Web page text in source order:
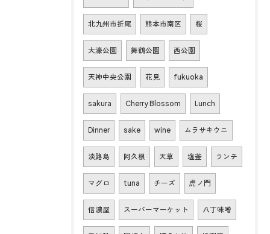
北九州市折尾 熊本市南区 桜
大濠公園 舞鶴公園 西公園
天神中央公園 花見 fukuoka
sakura Cherry Blossom Lunch
Dinner sake wine ムラサキウニ
淡路島 阿久根 天草 塩釜 ランチ
マグロ tuna チーズ 虎ノ門
信濃屋 スーパーマーケット 八丁味噌